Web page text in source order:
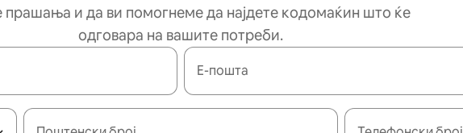
прашања и да ви помогнеме да најдете кодомаќин што ќе
одговара на вашите потреби.
Е-пошта